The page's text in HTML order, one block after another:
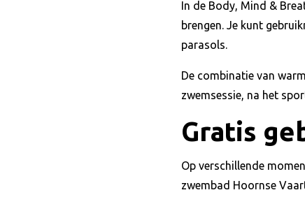
In de Body, Mind &
brengen. Je kunt
parasols.
De combinatie van
zwemsessie, na het
Gratis
Op verschillende
zwembad Hoornse